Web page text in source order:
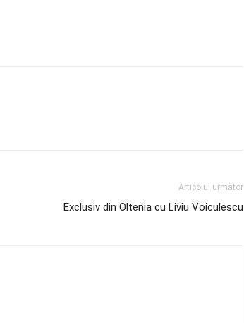
Articolul următor
Exclusiv din Oltenia cu Liviu Voiculescu